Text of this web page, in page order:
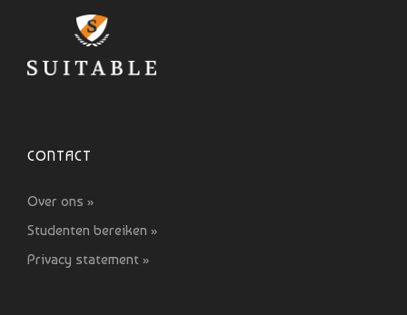
CONTACT
Over ons »
Studenten bereiken »
Privacy statement »